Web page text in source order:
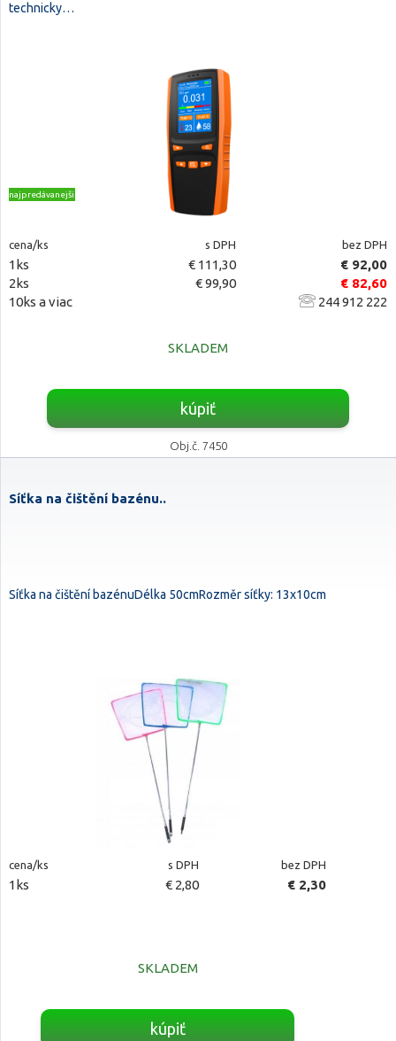
technicky…
najpredávanejšie
cena/ks s DPH bez DPH
1ks € 111,30
€ 92,00
2ks
€ 99,90
€ 82,60
10ks a viac
244 912 222
SKLADEM
kúpiť
Obj.č. 7450
Síťka na čištění bazénu..
Síťka na čištění bazénuDélka 50cmRozměr síťky: 13x10cm
cena/ks s DPH bez DPH
1ks € 2,80 € 2,30
SKLADEM
kúpiť